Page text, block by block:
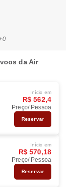
da Air
Início em
R$ 562,4
Preço/ Pessoa
Reservar
Início em
R$ 570,18
Preço/ Pessoa
Reservar